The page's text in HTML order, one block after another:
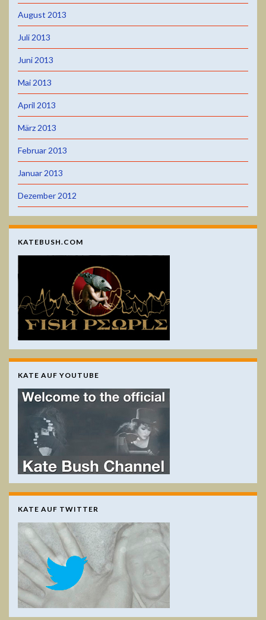
August 2013
Juli 2013
Juni 2013
Mai 2013
April 2013
März 2013
Februar 2013
Januar 2013
Dezember 2012
KATEBUSH.COM
KATE AUF YOUTUBE
KATE AUF TWITTER